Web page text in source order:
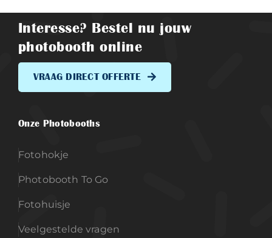
Interesse? Bestel nu jouw
photobooth online
VRAAG DIRECT OFFERTE
Onze Photobooths
Fotohokje
Photobooth To Go
Fotohuisje
Veelgestelde vragen